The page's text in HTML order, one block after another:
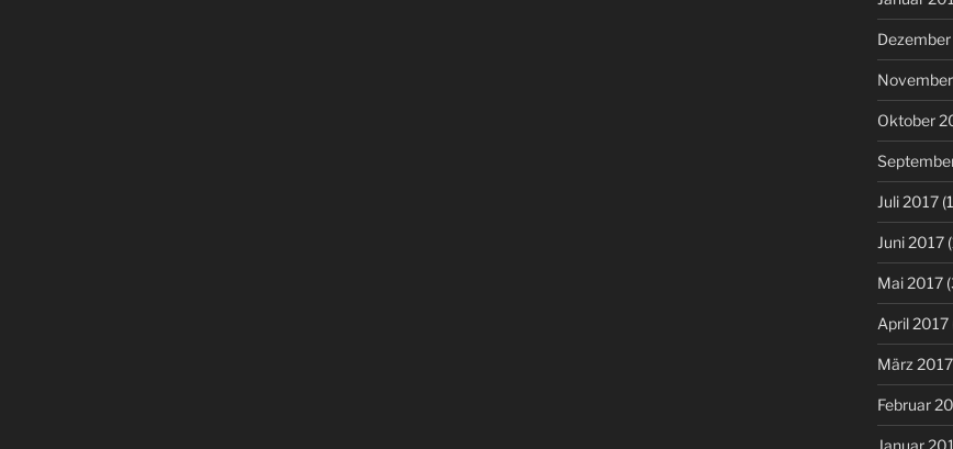
Oktober
Juli 2017
Juni 2017
Mai 2017
April 2017
März 2017
Februar
Januar